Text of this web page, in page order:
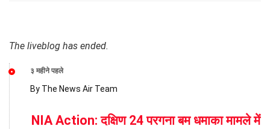
The liveblog has ended.
३ महीने पहले
By The News Air Team
NIA Action: दक्षिण 24 परगना बम धमाका मामले में